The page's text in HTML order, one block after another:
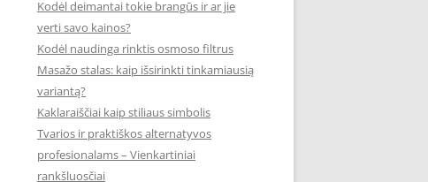
Kodėl deimantai tokie brangūs ir ar jie
verti savo kainos?
Kodėl naudinga rinktis osmoso filtrus
Masažo stalas: kaip išsirinkti tinkamiausią
variantą?
Kaklaraiščiai kaip stiliaus simbolis
Tvarios ir praktiškos alternatyvos
profesionalams – Vienkartiniai
rankšluosčiai